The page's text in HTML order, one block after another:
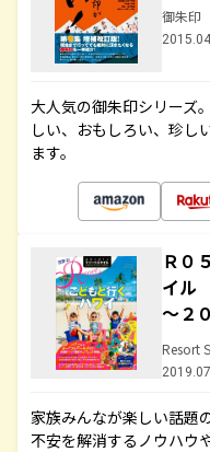
御朱印
大人気の御朱印シリーズ
しい、おもしろい、珍し
ます。
Ｒ０
イル
～２
Resort
家族みんなが楽しい話題
不安を解消するノウハウ